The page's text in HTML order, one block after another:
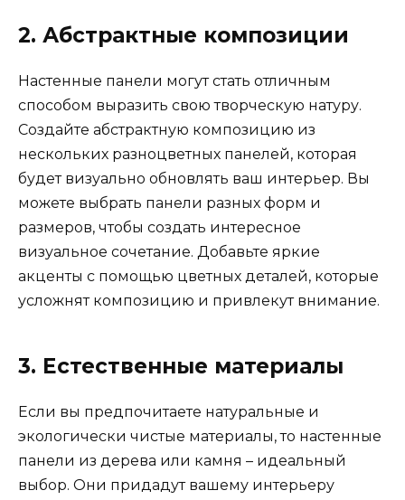
2. Абстрактные композиции
Настенные панели могут стать отличным
способом выразить свою творческую натуру.
Создайте абстрактную композицию из
нескольких разноцветных панелей, которая
будет визуально обновлять ваш интерьер. Вы
можете выбрать панели разных форм и
размеров, чтобы создать интересное
визуальное сочетание. Добавьте яркие
акценты с помощью цветных деталей, которые
усложнят композицию и привлекут внимание.
3. Естественные материалы
Если вы предпочитаете натуральные и
экологически чистые материалы, то настенные
панели из дерева или камня – идеальный
выбор. Они придадут вашему интерьеру